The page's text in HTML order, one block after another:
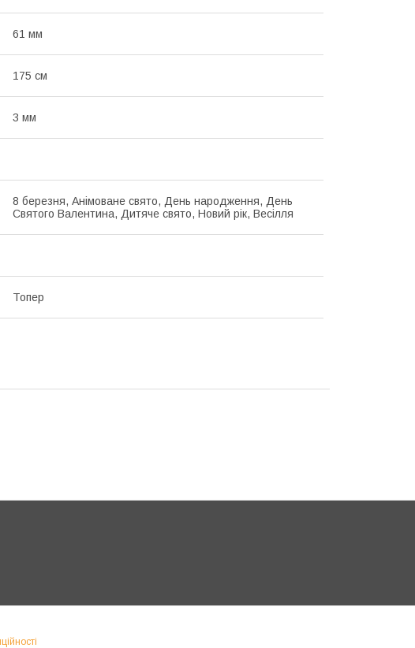
61 мм
175 см
3 мм
8 березня, Анімоване свято, День народження, День
Святого Валентина, Дитяче свято, Новий рік, Весілля
Топер